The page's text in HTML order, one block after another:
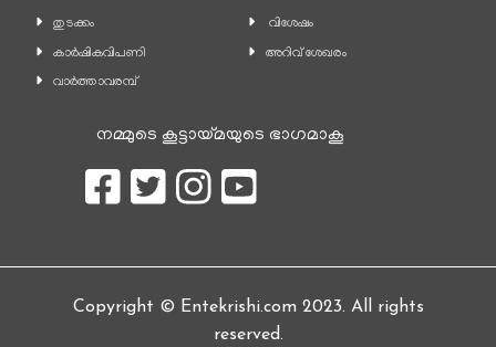
തുടക്കം
കാ‍ർഷികവിപണി
വാര്‍ത്താവരമ്പ്
വിശേഷം
അറിവ് ശേഖരം
നമ്മുടെ കൂട്ടായ്മയുടെ ഭാഗമാകൂ
Copyright © Entekrishi.com 2023. All rights
reserved.